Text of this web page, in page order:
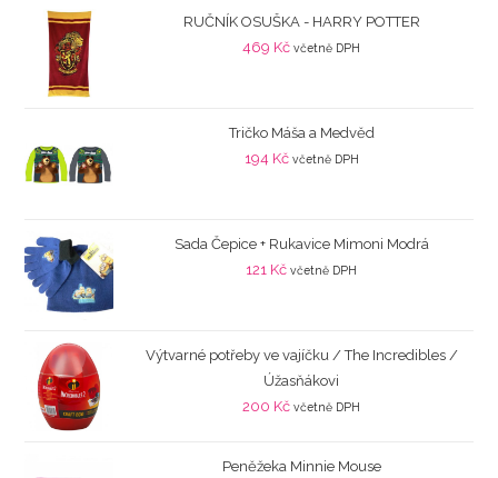
RUČNÍK OSUŠKA - HARRY POTTER
469 Kč včetně DPH
Tričko Máša a Medvěd
194 Kč včetně DPH
Sada Čepice + Rukavice Mimoni Modrá
121 Kč včetně DPH
Výtvarné potřeby ve vajíčku / The Incredibles /
Úžasňákovi
200 Kč včetně DPH
Peněžeka Minnie Mouse